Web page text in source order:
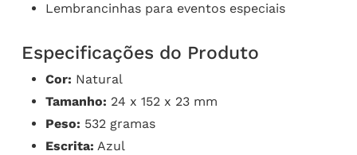
Lembrancinhas para eventos especiais
Especificações do Produto
Cor: Natural
Tamanho: 24 x 152 x 23 mm
Peso: 532 gramas
Escrita: Azul